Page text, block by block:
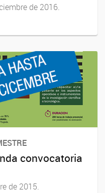
de 2016.
convocatoria
de 2015.